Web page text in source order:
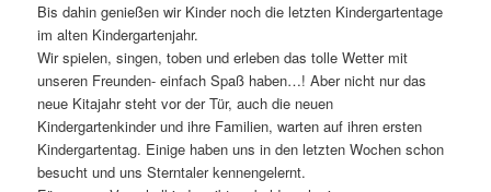
Bis dahin genießen wir Kinder noch die letzten Kindergartentage
im alten Kindergartenjahr.
Wir spielen, singen, toben und erleben das tolle Wetter mit
unseren Freunden- einfach Spaß haben…! Aber nicht nur das
neue Kitajahr steht vor der Tür, auch die neuen
Kindergartenkinder und ihre Familien, warten auf ihren ersten
Kindergartentag. Einige haben uns in den letzten Wochen schon
besucht und uns Sterntaler kennengelernt.